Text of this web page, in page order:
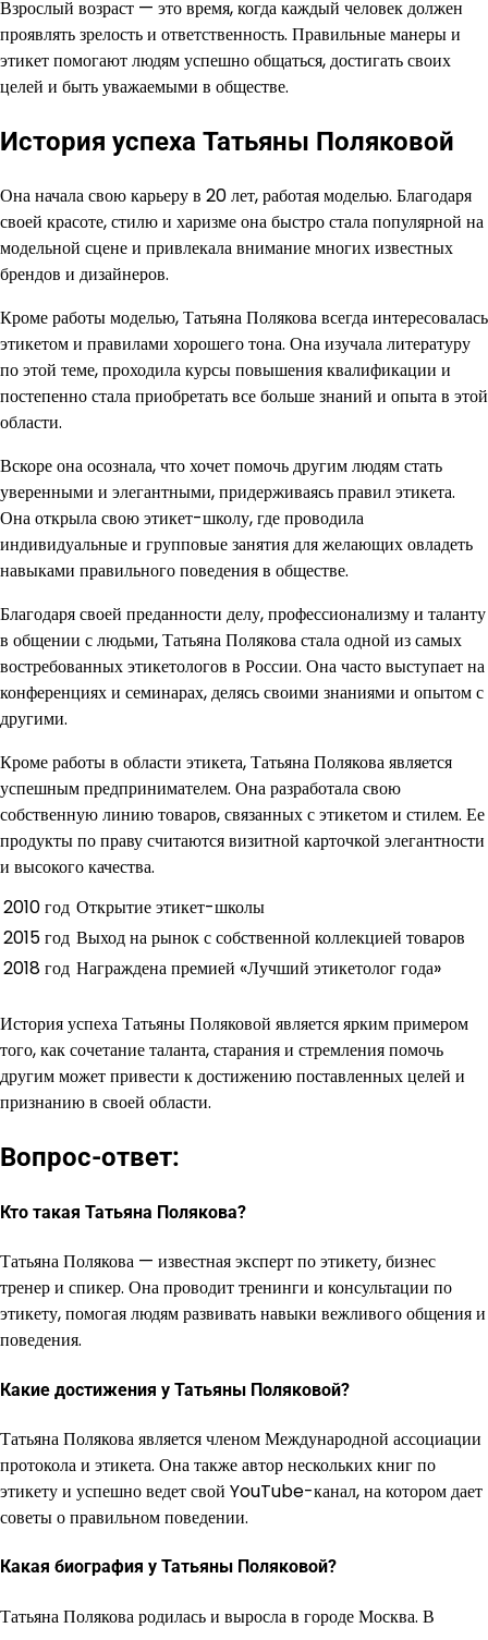
Взрослый возраст — это время, когда каждый человек должен
проявлять зрелость и ответственность. Правильные манеры и
этикет помогают людям успешно общаться, достигать своих
целей и быть уважаемыми в обществе.
История успеха Татьяны Поляковой
Она начала свою карьеру в 20 лет, работая моделью. Благодаря
своей красоте, стилю и харизме она быстро стала популярной на
модельной сцене и привлекала внимание многих известных
брендов и дизайнеров.
Кроме работы моделью, Татьяна Полякова всегда интересовалась
этикетом и правилами хорошего тона. Она изучала литературу
по этой теме, проходила курсы повышения квалификации и
постепенно стала приобретать все больше знаний и опыта в этой
области.
Вскоре она осознала, что хочет помочь другим людям стать
уверенными и элегантными, придерживаясь правил этикета.
Она открыла свою этикет-школу, где проводила
индивидуальные и групповые занятия для желающих овладеть
навыками правильного поведения в обществе.
Благодаря своей преданности делу, профессионализму и таланту
в общении с людьми, Татьяна Полякова стала одной из самых
востребованных этикетологов в России. Она часто выступает на
конференциях и семинарах, делясь своими знаниями и опытом с
другими.
Кроме работы в области этикета, Татьяна Полякова является
успешным предпринимателем. Она разработала свою
собственную линию товаров, связанных с этикетом и стилем. Ее
продукты по праву считаются визитной карточкой элегантности
и высокого качества.
2010 год Открытие этикет-школы
2015 год Выход на рынок с собственной коллекцией товаров
2018 год Награждена премией «Лучший этикетолог года»
История успеха Татьяны Поляковой является ярким примером
того, как сочетание таланта, старания и стремления помочь
другим может привести к достижению поставленных целей и
признанию в своей области.
Вопрос-ответ:
Кто такая Татьяна Полякова?
Татьяна Полякова — известная эксперт по этикету, бизнес
тренер и спикер. Она проводит тренинги и консультации по
этикету, помогая людям развивать навыки вежливого общения и
поведения.
Какие достижения у Татьяны Поляковой?
Татьяна Полякова является членом Международной ассоциации
протокола и этикета. Она также автор нескольких книг по
этикету и успешно ведет свой YouTube-канал, на котором дает
советы о правильном поведении.
Какая биография у Татьяны Поляковой?
Татьяна Полякова родилась и выросла в городе Москва. В